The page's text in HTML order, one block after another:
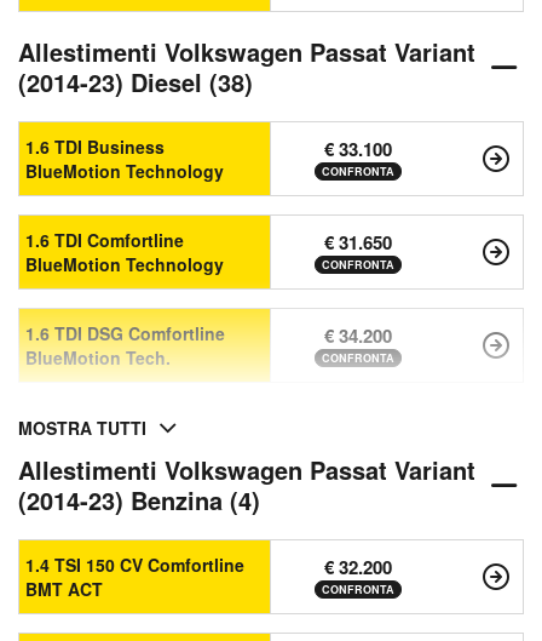
Allestimenti Volkswagen Passat Variant
(2014-23) Diesel (38)
1.6 TDI Business
BlueMotion Technology
€ 33.100
CONFRONTA
1.6 TDI Comfortline
BlueMotion Technology
€ 31.650
CONFRONTA
1.6 TDI DSG Comfortline
BlueMotion Tech.
€ 34.200
CONFRONTA
MOSTRA TUTTI
Allestimenti Volkswagen Passat Variant
(2014-23) Benzina (4)
1.4 TSI 150 CV Comfortline
BMT ACT
€ 32.200
CONFRONTA